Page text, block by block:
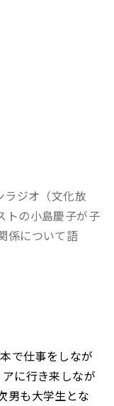
ジオ（文化放
トの小島慶子が子
係について語
で仕事をしなが
に行き来しなが
男も大学生とな